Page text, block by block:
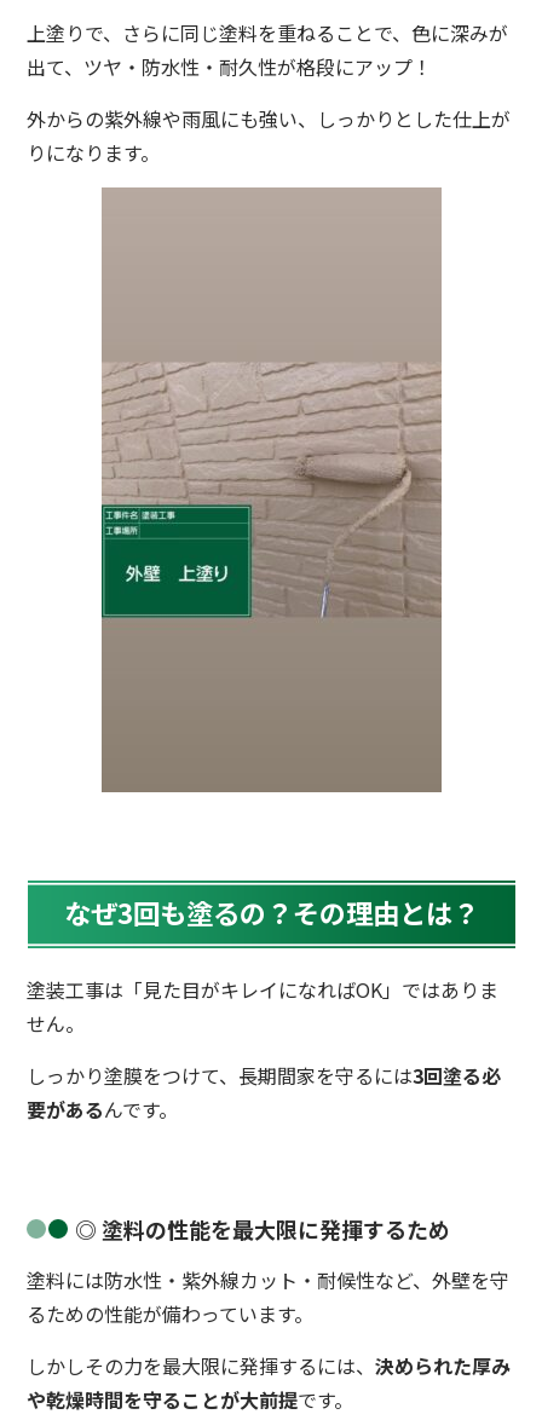
上塗りで、さらに同じ塗料を重ねることで、色に深みが
出て、ツヤ・防水性・耐久性が格段にアップ！
外からの紫外線や雨風にも強い、しっかりとした仕上が
りになります。
なぜ3回も塗るの？その理由とは？
塗装工事は「見た目がキレイになればOK」ではありま
せん。
しっかり塗膜をつけて、長期間家を守るには3回塗る必
要があるんです。
◎ 塗料の性能を最大限に発揮するため
塗料には防水性・紫外線カット・耐候性など、外壁を守
るための性能が備わっています。
しかしその力を最大限に発揮するには、決められた厚み
や乾燥時間を守ることが大前提です。